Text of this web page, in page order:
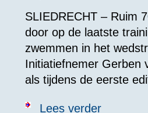
SLIEDRECHT – Ruim
door op de laatste
zwemmen in het
Initiatiefnemer Gerben
als tijdens de eerste
Lees verderover